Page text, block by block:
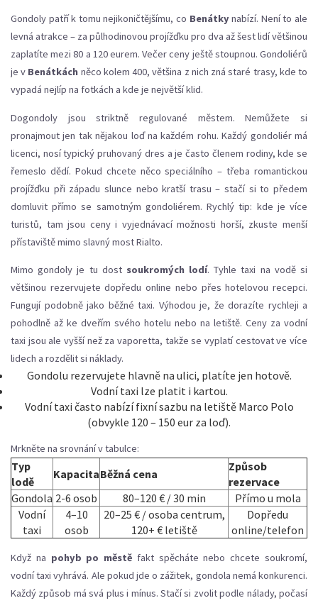
Gondoly patří k tomu nejikoničtějšímu, co Benátkynabízí. Není to ale
levná atrakce – za půlhodinovou projížďku pro dva až šest lidí většinou
zaplatíte mezi 80 a 120 eurem. Večer ceny ještě stoupnou. Gondoliérů
je v Benátkách něco kolem 400, většina z nich zná staré trasy, kde to
vypadá nejlíp na fotkách a kde je největší klid.
Dogondoly jsou striktně regulované městem. Nemůžete si
pronajmout jen tak nějakou loď na každém rohu. Každý gondoliér má
licenci, nosí typický pruhovaný dres a je často členem rodiny, kde se
řemeslo dědí. Pokud chcete něco speciálního – třeba romantickou
projížďku při západu slunce nebo kratší trasu – stačí si to předem
domluvit přímo se samotným gondoliérem. Rychlý tip: kde je více
turistů, tam jsou ceny i vyjednávací možnosti horší, zkuste menší
přístaviště mimo slavný most Rialto.
Mimo gondoly je tu dost soukromých lodí. Tyhle taxi na vodě si
většinou rezervujete dopředu online nebo přes hotelovou recepci.
Fungují podobně jako běžné taxi. Výhodou je, že dorazíte rychleji a
pohodlně až ke dveřím svého hotelu nebo na letiště. Ceny za vodní
taxi jsou ale vyšší než za vaporetta, takže se vyplatí cestovat ve více
lidech a rozdělit si náklady.
Gondolu rezervujete hlavně na ulici, platíte jen hotově.
Vodní taxi lze platit i kartou.
Vodní taxi často nabízí fixní sazbu na letiště Marco Polo
(obvykle 120 – 150 eur za loď).
Mrkněte na srovnání v tabulce:
Typ
lodě
KapacitaBěžná cena
Způsob
rezervace
Gondola 2-6 osob 80–120 € / 30 min
Přímo u mola
Vodní
taxi
4–10
osob
20–25 € / osoba centrum,
120+ € letiště
Dopředu
online/telefon
Když na pohyb po městě fakt spěcháte nebo chcete soukromí,
vodní taxi vyhrává. Ale pokud jde o zážitek, gondola nemá konkurenci.
Každý způsob má svá plus i mínus. Stačí si zvolit podle nálady, počasí